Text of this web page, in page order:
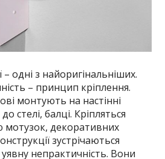
– одні з найоригінальніших.
– принцип кріплення.
монтують на настінні
стелі, балці. Кріпляться
декоративних
зустрічаються
непрактичність. Вони